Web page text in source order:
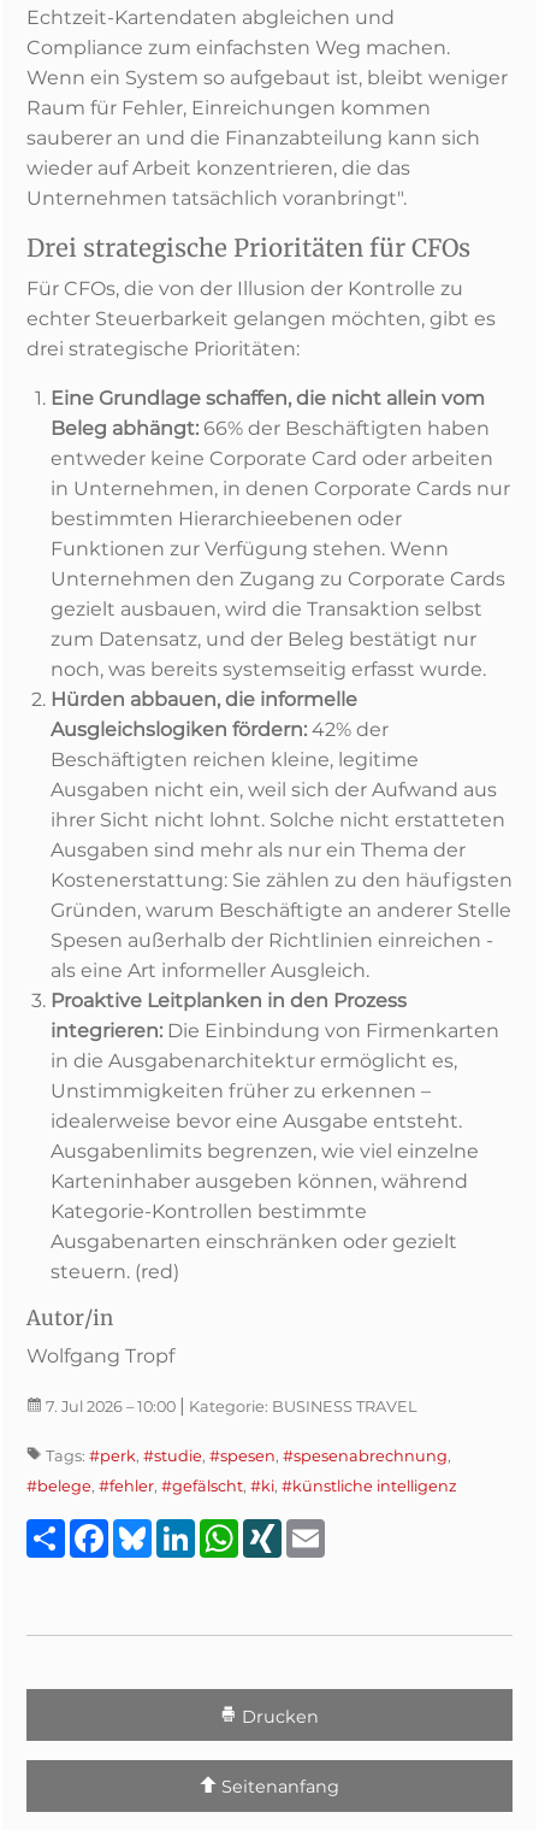
Echtzeit-Kartendaten abgleichen und
Compliance zum einfachsten Weg machen.
Wenn ein System so aufgebaut ist, bleibt weniger
Raum für Fehler, Einreichungen kommen
sauberer an und die Finanzabteilung kann sich
wieder auf Arbeit konzentrieren, die das
Unternehmen tatsächlich voranbringt".
Drei strategische Prioritäten für CFOs
Für CFOs, die von der Illusion der Kontrolle zu
echter Steuerbarkeit gelangen möchten, gibt es
drei strategische Prioritäten:
Eine Grundlage schaffen, die nicht allein vom
Beleg abhängt: 66% der Beschäftigten haben
entweder keine Corporate Card oder arbeiten
in Unternehmen, in denen Corporate Cards nur
bestimmten Hierarchieebenen oder
Funktionen zur Verfügung stehen. Wenn
Unternehmen den Zugang zu Corporate Cards
gezielt ausbauen, wird die Transaktion selbst
zum Datensatz, und der Beleg bestätigt nur
noch, was bereits systemseitig erfasst wurde.
Hürden abbauen, die informelle
Ausgleichslogiken fördern: 42% der
Beschäftigten reichen kleine, legitime
Ausgaben nicht ein, weil sich der Aufwand aus
ihrer Sicht nicht lohnt. Solche nicht erstatteten
Ausgaben sind mehr als nur ein Thema der
Kostenerstattung: Sie zählen zu den häufigsten
Gründen, warum Beschäftigte an anderer Stelle
Spesen außerhalb der Richtlinien einreichen -
als eine Art informeller Ausgleich.
Proaktive Leitplanken in den Prozess
integrieren: Die Einbindung von Firmenkarten
in die Ausgabenarchitektur ermöglicht es,
Unstimmigkeiten früher zu erkennen –
idealerweise bevor eine Ausgabe entsteht.
Ausgabenlimits begrenzen, wie viel einzelne
Karteninhaber ausgeben können, während
Kategorie-Kontrollen bestimmte
Ausgabenarten einschränken oder gezielt
steuern. (red)
Autor/in
Wolfgang Tropf
7. Jul 2026 – 10:00 | Kategorie: BUSINESS TRAVEL
Tags: #perk, #studie, #spesen, #spesenabrechnung,
#belege, #fehler, #gefälscht, #ki, #künstliche intelligenz
TeilenFacebook
BlueskyLinkedInWhatsApp
XING
Drucken
Seitenanfang